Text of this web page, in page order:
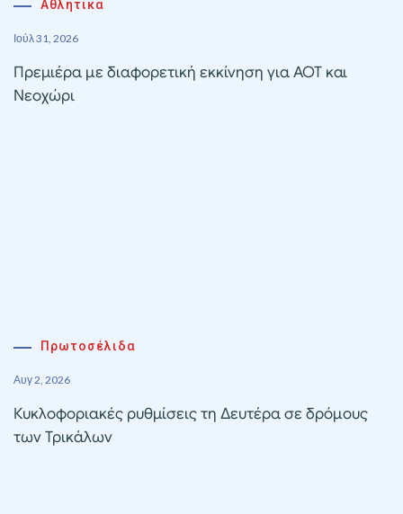
Αθλητικα
Ιούλ 31, 2026
Πρεμιέρα με διαφορετική εκκίνηση για ΑΟΤ και
Νεοχώρι
Πρωτοσέλιδα
Αυγ 2, 2026
Κυκλοφοριακές ρυθμίσεις τη Δευτέρα σε δρόμους
των Τρικάλων